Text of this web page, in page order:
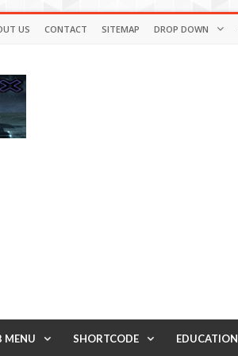
US CONTACT SITEMAP DROP DOWN
MENU SHORTCODE EDUCATION